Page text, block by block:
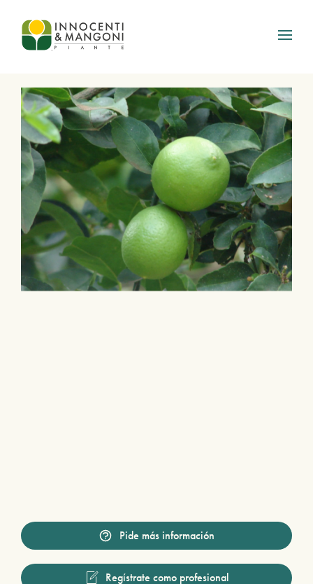
Skip to main content
Pide más información
Regístrate como profesional